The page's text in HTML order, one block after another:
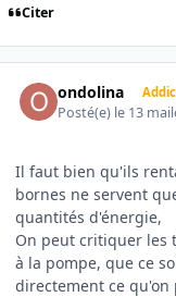
Citer
ondolina
Posté(e) le 13 mai
Il faut bien qu'ils
bornes ne servent
quantités d'énergie,
On peut critiquer les
à la pompe, que ce
directement ce qu'on